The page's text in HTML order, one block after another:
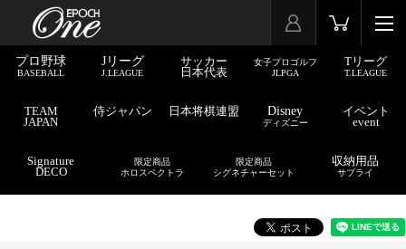
プロ野球
BASEBALL
Jリーグ
J.LEAGUE
サッカー
日本代表
女子プロゴルフ
JLPGA
Tリーグ
T.LEAGUE
TEAM
JAPAN
侍ジャパン 日本将棋連盟 Disney
ディズニー
イベント
event
Signature
DECO
限定商品
ホロスペクトラ
限定商品
シグネチャーセット
収納用品
サプライ